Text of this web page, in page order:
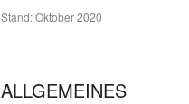
Stand: Oktober 2020
ALLGEMEINES